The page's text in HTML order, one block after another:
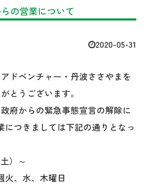
の営業について
2020-05-31
ドベンチャー・丹波ささやまを
とうございます。
府からの緊急事態宣言の解除に
につきましては下記の通りとなっ
）～
、水、木曜日